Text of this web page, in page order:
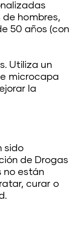
hombres,
50 años (con
Utiliza un
microcapa
la
sido
de Drogas
no están
curar o